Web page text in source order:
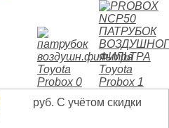
руб. С учётом скидки